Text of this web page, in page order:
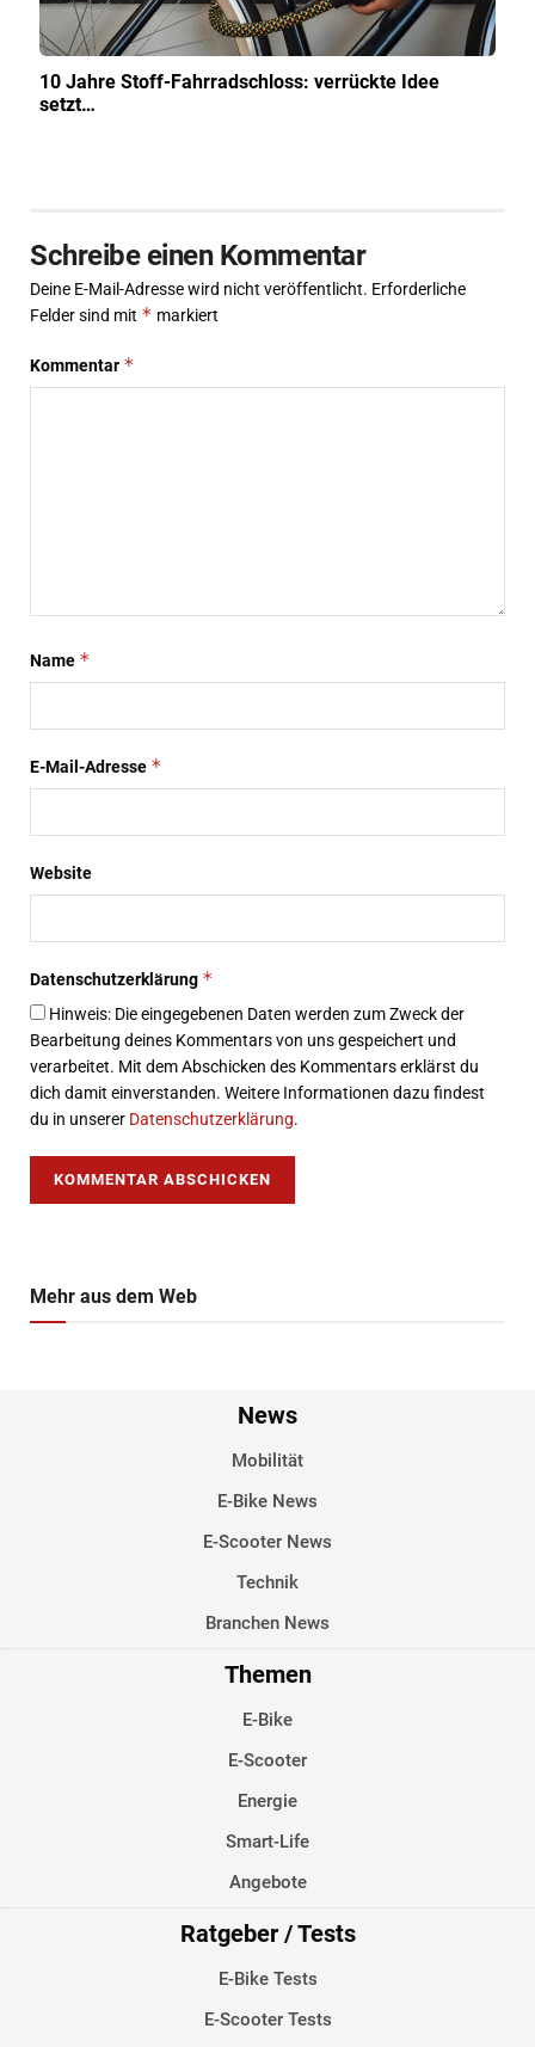
10 Jahre Stoff-Fahrradschloss: verrückte Idee
setzt…
Schreibe einen Kommentar
Deine E-Mail-Adresse wird nicht veröffentlicht. Erforderliche
Felder sind mit * markiert
Kommentar *
Name *
E-Mail-Adresse *
Website
Datenschutzerklärung *
Hinweis: Die eingegebenen Daten werden zum Zweck der
Bearbeitung deines Kommentars von uns gespeichert und
verarbeitet. Mit dem Abschicken des Kommentars erklärst du
dich damit einverstanden. Weitere Informationen dazu findest
du in unserer Datenschutzerklärung.
Mehr aus dem Web
News
Mobilität
E-Bike News
E-Scooter News
Technik
Branchen News
Themen
E-Bike
E-Scooter
Energie
Smart-Life
Angebote
Ratgeber / Tests
E-Bike Tests
E-Scooter Tests